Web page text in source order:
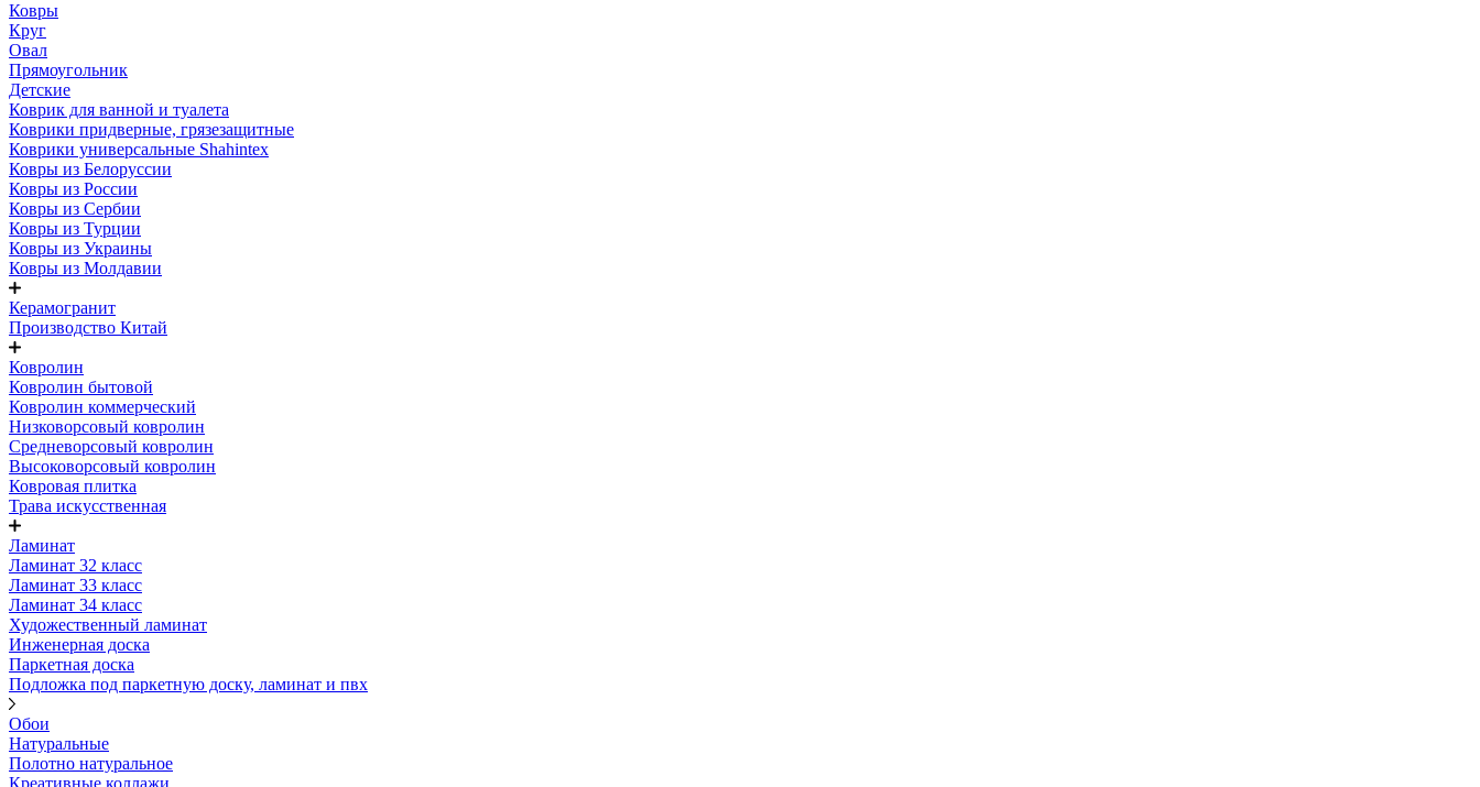
Ковры
Круг
Овал
Прямоугольник
Детские
Коврик для ванной и туалета
Коврики придверные, грязезащитные
Коврики универсальные Shahintex
Ковры из Белоруссии
Ковры из России
Ковры из Сербии
Ковры из Турции
Ковры из Украины
Ковры из Молдавии
Керамогранит
Производство Китай
Ковролин
Ковролин бытовой
Ковролин коммерческий
Низковорсовый ковролин
Средневорсовый ковролин
Высоковорсовый ковролин
Ковровая плитка
Трава искусственная
Ламинат
Ламинат 32 класс
Ламинат 33 класс
Ламинат 34 класс
Художественный ламинат
Инженерная доска
Паркетная доска
Подложка под паркетную доску, ламинат и пвх
Обои
Натуральные
Полотно натуральное
Креативные коллажи